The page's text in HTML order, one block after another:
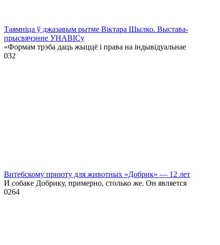
Таямніца ў джазавым рытме Віктара Шылко. Выстава-
прысвячэнне УНАВІСу
«Формам трэба даць жыццё і права на індывідуальнае
032
Витебскому приюту для животных «Добрик» — 12 лет
И собаке Добрику, примерно, столько же. Он является
0264